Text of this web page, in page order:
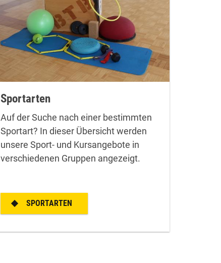
Sportarten
Auf der Suche nach einer bestimmten
Sportart? In dieser Übersicht werden
unsere Sport- und Kursangebote in
verschiedenen Gruppen angezeigt.
SPORTARTEN